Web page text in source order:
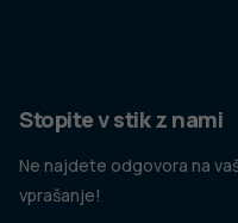
Stopite v stik z nami
Ne najdete odgovora na
vprašanje!